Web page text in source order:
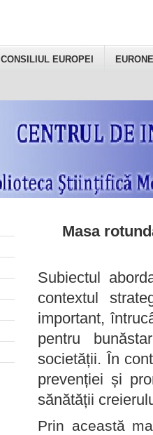
CONSILIUL EUROPEI
Masa
Subiectul
contextul
important,
pentru
societății. În
prevenției și
sănătății
Prin această